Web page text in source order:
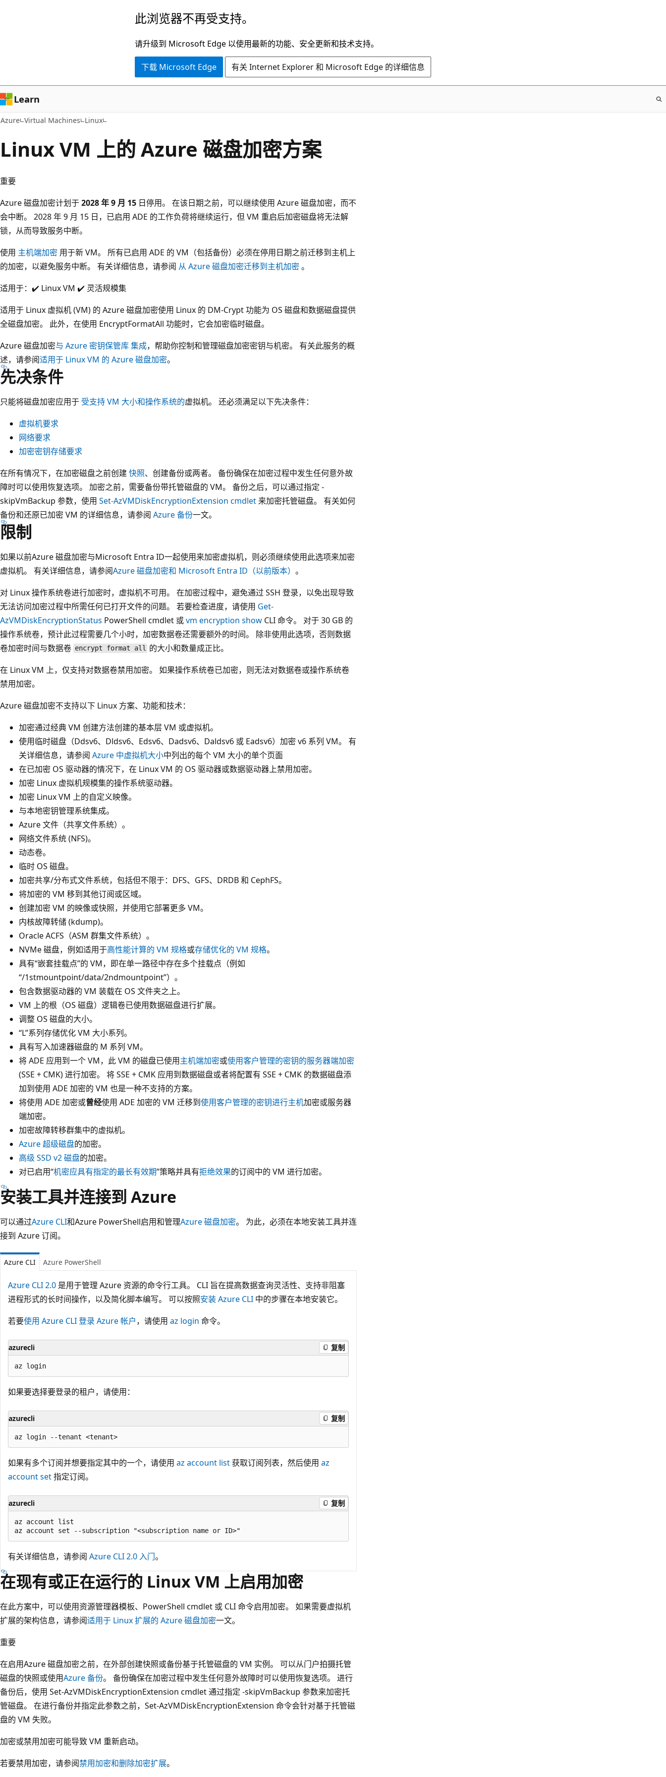
容
此浏览器不再受支持。
请升级到 Microsoft Edge 以使用最新的功能、安全更新和技术支持。
下载 Microsoft Edge 有关 Internet Explorer 和 Microsoft Edge 的详细信息
Learn
Azure Virtual Machines Linux
Linux VM 上的 Azure 磁盘加密方案
重要
Azure 磁盘加密计划于2028 年 9 月 15 日停用。 在该日期之前，可以继续使用 Azure 磁盘加密，而不
会中断。 2028 年 9 月 15 日，已启用 ADE 的工作负荷将继续运行，但 VM 重启后加密磁盘将无法解
锁，从而导致服务中断。
使用 主机端加密 用于新 VM。 所有已启用 ADE 的 VM（包括备份）必须在停用日期之前迁移到主机上
的加密，以避免服务中断。 有关详细信息，请参阅 从 Azure 磁盘加密迁移到主机加密 。
适用于：✔️ Linux VM ✔️ 灵活规模集
适用于 Linux 虚拟机 (VM) 的 Azure 磁盘加密使用 Linux 的 DM-Crypt 功能为 OS 磁盘和数据磁盘提供
全磁盘加密。 此外，在使用 EncryptFormatAll 功能时，它会加密临时磁盘。
Azure 磁盘加密与 Azure 密钥保管库 集成，帮助你控制和管理磁盘加密密钥与机密。 有关此服务的概
述，请参阅适用于 Linux VM 的 Azure 磁盘加密。
先决条件
只能将磁盘加密应用于 受支持 VM 大小和操作系统的虚拟机。 还必须满足以下先决条件：
虚拟机要求
网络要求
加密密钥存储要求
在所有情况下，在加密磁盘之前创建快照、创建备份或两者。 备份确保在加密过程中发生任何意外故
障时可以使用恢复选项。 加密之前，需要备份带托管磁盘的 VM。 备份之后，可以通过指定 -
skipVmBackup 参数，使用 Set-AzVMDiskEncryptionExtension cmdlet 来加密托管磁盘。 有关如何
备份和还原已加密 VM 的详细信息，请参阅 Azure 备份一文。
限制
如果以前Azure 磁盘加密与Microsoft Entra ID一起使用来加密虚拟机，则必须继续使用此选项来加密
虚拟机。 有关详细信息，请参阅Azure 磁盘加密和 Microsoft Entra ID（以前版本） 。
对 Linux 操作系统卷进行加密时，虚拟机不可用。 在加密过程中，避免通过 SSH 登录，以免出现导致
无法访问加密过程中所需任何已打开文件的问题。 若要检查进度，请使用 Get-
AzVMDiskEncryptionStatus PowerShell cmdlet 或vm encryption show CLI 命令。 对于 30 GB 的
操作系统卷，预计此过程需要几个小时，加密数据卷还需要额外的时间。 除非使用此选项，否则数据
卷加密时间与数据卷 encrypt format all 的大小和数量成正比。
在 Linux VM 上，仅支持对数据卷禁用加密。 如果操作系统卷已加密，则无法对数据卷或操作系统卷
禁用加密。
Azure 磁盘加密不支持以下 Linux 方案、功能和技术：
加密通过经典 VM 创建方法创建的基本层 VM 或虚拟机。
使用临时磁盘（Ddsv6、Dldsv6、Edsv6、Dadsv6、Daldsv6 或 Eadsv6）加密 v6 系列 VM。 有
关详细信息，请参阅 Azure 中虚拟机大小中列出的每个 VM 大小的单个页面
在已加密 OS 驱动器的情况下，在 Linux VM 的 OS 驱动器或数据驱动器上禁用加密。
加密 Linux 虚拟机规模集的操作系统驱动器。
加密 Linux VM 上的自定义映像。
与本地密钥管理系统集成。
Azure 文件（共享文件系统）。
网络文件系统 (NFS)。
动态卷。
临时 OS 磁盘。
加密共享/分布式文件系统，包括但不限于：DFS、GFS、DRDB 和 CephFS。
将加密的 VM 移到其他订阅或区域。
创建加密 VM 的映像或快照，并使用它部署更多 VM。
内核故障转储 (kdump)。
Oracle ACFS（ASM 群集文件系统）。
NVMe 磁盘，例如适用于高性能计算的 VM 规格或存储优化的 VM 规格。
具有“嵌套挂载点”的 VM，即在单一路径中存在多个挂载点（例如
“/1stmountpoint/data/2ndmountpoint”）。
包含数据驱动器的 VM 装载在 OS 文件夹之上。
VM 上的根（OS 磁盘）逻辑卷已使用数据磁盘进行扩展。
调整 OS 磁盘的大小。
“L”系列存储优化 VM 大小系列。
具有写入加速器磁盘的 M 系列 VM。
将 ADE 应用到一个 VM，此 VM 的磁盘已使用主机端加密或使用客户管理的密钥的服务器端加密
(SSE + CMK) 进行加密。 将 SSE + CMK 应用到数据磁盘或者将配置有 SSE + CMK 的数据磁盘添
加到使用 ADE 加密的 VM 也是一种不支持的方案。
将使用 ADE 加密或曾经使用 ADE 加密的 VM 迁移到使用客户管理的密钥进行主机加密或服务器
端加密。
加密故障转移群集中的虚拟机。
Azure 超级磁盘的加密。
高级 SSD v2 磁盘的加密。
对已启用“机密应具有指定的最长有效期”策略并具有拒绝效果的订阅中的 VM 进行加密。
安装工具并连接到 Azure
可以通过Azure CLI和Azure PowerShell启用和管理Azure 磁盘加密。 为此，必须在本地安装工具并连
接到 Azure 订阅。
Azure CLI Azure PowerShell
Azure CLI 2.0 是用于管理 Azure 资源的命令行工具。 CLI 旨在提高数据查询灵活性、支持非阻塞
进程形式的长时间操作，以及简化脚本编写。 可以按照安装 Azure CLI 中的步骤在本地安装它。
若要使用 Azure CLI 登录 Azure 帐户，请使用 az login 命令。
azurecli 复制
如果要选择要登录的租户，请使用：
azurecli 复制
如果有多个订阅并想要指定其中的一个，请使用 az account list获取订阅列表，然后使用 az
account set指定订阅。
azurecli 复制
az account list
有关详细信息，请参阅 Azure CLI 2.0 入门。
在现有或正在运行的 Linux VM 上启用加密
在此方案中，可以使用资源管理器模板、PowerShell cmdlet 或 CLI 命令启用加密。 如果需要虚拟机
扩展的架构信息，请参阅适用于 Linux 扩展的 Azure 磁盘加密一文。
重要
在启用Azure 磁盘加密之前，在外部创建快照或备份基于托管磁盘的 VM 实例。 可以从门户拍摄托管
磁盘的快照或使用Azure 备份。 备份确保在加密过程中发生任何意外故障时可以使用恢复选项。 进行
备份后，使用 Set-AzVMDiskEncryptionExtension cmdlet 通过指定 -skipVmBackup 参数来加密托
管磁盘。 在进行备份并指定此参数之前，Set-AzVMDiskEncryptionExtension 命令会针对基于托管磁
盘的 VM 失败。
加密或禁用加密可能导致 VM 重新启动。
若要禁用加密，请参阅禁用加密和删除加密扩展。